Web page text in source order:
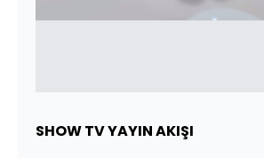
SHOW TV YAYIN AKIŞI